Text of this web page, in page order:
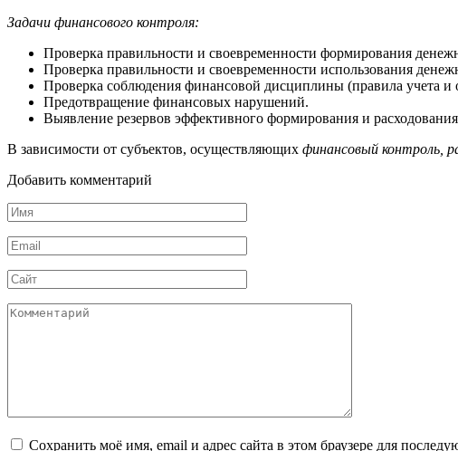
Задачи финансового контроля:
Проверка правильности и своевременности формирования
Проверка правильности и своевременности использования
Проверка соблюдения финансовой дисциплины (правила учета и
Предотвращение финансовых нарушений.
Выявление резервов эффективного формирования и
В зависимости от субъектов, осуществляющих финансовый контроль,
Добавить комментарий
Имя
*
Email
*
Сайт
Комментарий
Сохранить моё имя, email и адрес сайта в этом браузере для